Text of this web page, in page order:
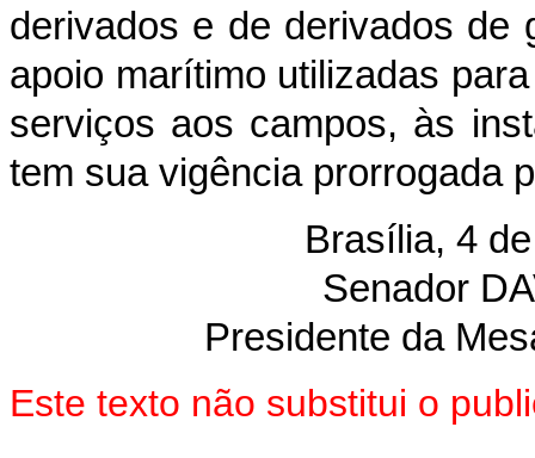
derivados e de derivados de
apoio marítimo utilizadas
serviços aos campos, às
tem sua vigência prorrogada
Brasília, 4
Senador
Presidente da
Este texto não substitui o